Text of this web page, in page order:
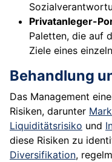
Privatanleger-
Paletten, die auf
Ziele eines
Behandlung
Das Management
Risiken, darunter
Liquiditätsrisiko und
diese Risiken zu
Diversifikation,